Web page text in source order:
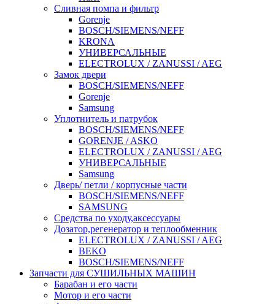
Сливная помпа и фильтр
Gorenje
BOSCH/SIEMENS/NEFF
KRONA
УНИВЕРСАЛЬНЫЕ
ELECTROLUX / ZANUSSI / AEG
Замок двери
BOSCH/SIEMENS/NEFF
Gorenje
Samsung
Уплотнитель и патрубок
BOSCH/SIEMENS/NEFF
GORENJE / ASKO
ELECTROLUX / ZANUSSI / AEG
УНИВЕРСАЛЬНЫЕ
Samsung
Дверь/ петли / корпусные части
BOSCH/SIEMENS/NEFF
SAMSUNG
Средства по уходу,аксессуары
Дозатор,регенератор и теплообменник
ELECTROLUX / ZANUSSI / AEG
BEKO
BOSCH/SIEMENS/NEFF
Запчасти для СУШИЛЬНЫХ МАШИН
Барабан и его части
Мотор и его части